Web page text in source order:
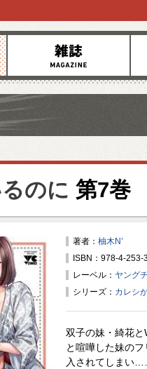
雑誌 お
のに 第7巻
著者： 柚木N’
ISBN：978-4-253-
レーベル： ヤング
シリーズ： カレシ
双子の妹・綺花
と喧嘩した妹の
入されてしまい